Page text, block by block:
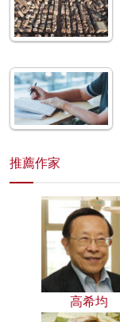
推薦作家
高希均